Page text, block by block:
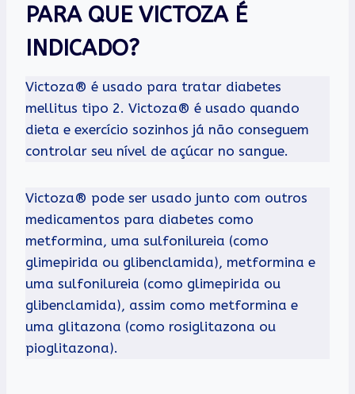
PARA QUE VICTOZA É
INDICADO?
Victoza® é usado para tratar diabetes
mellitus tipo 2. Victoza® é usado quando
dieta e exercício sozinhos já não conseguem
controlar seu nível de açúcar no sangue.
Victoza® pode ser usado junto com outros
medicamentos para diabetes como
metformina, uma sulfonilureia (como
glimepirida ou glibenclamida), metformina e
uma sulfonilureia (como glimepirida ou
glibenclamida), assim como metformina e
uma glitazona (como rosiglitazona ou
pioglitazona).